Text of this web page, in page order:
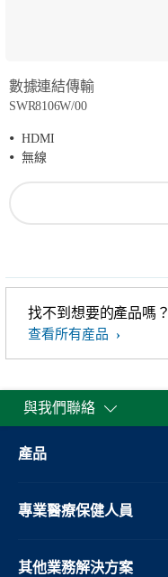
數據連結傳輸
SWR8106W/00
HDMI
無線
找不到想要的產品嗎？
查看所有産品
與我們聯絡
產品
專業醫療保健人員
其他業務解決方案​